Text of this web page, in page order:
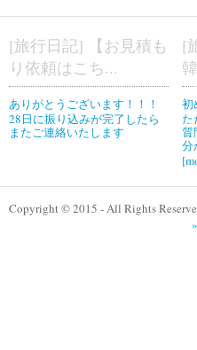
[旅行日記] 【お見積も
り依頼はこち...
ありがとうございます！！！
28日に振り込みが完了したら
またご連絡いたします
[
初
た
質
分
[
Copyright © 2015 - All Rights